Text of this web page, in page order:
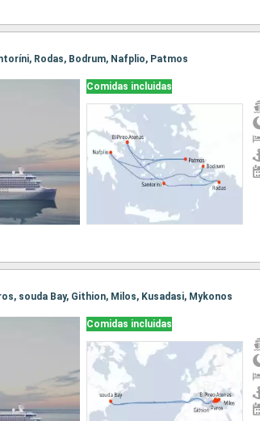
Rodas, Bodrum, Nafplio, Patmos
Comidas incluidas
souda Bay, Githion, Milos, Kusadasi, Mykonos
Comidas incluidas